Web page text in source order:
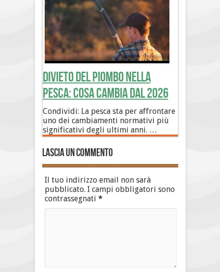
Divieto del piombo nella
pesca: cosa cambia dal 2026
Condividi: La pesca sta per affrontare
uno dei cambiamenti normativi più
significativi degli ultimi anni. …
Lascia un commento
Il tuo indirizzo email non sarà
pubblicato. I campi obbligatori sono
contrassegnati *